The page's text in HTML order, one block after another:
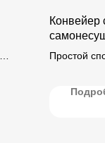
Конвейер
Простой